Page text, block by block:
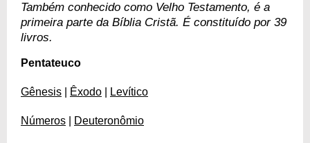
Também conhecido como Velho Testamento, é a
primeira parte da Bíblia Cristã. É constituído por 39
livros.
Pentateuco
Gênesis Êxodo Levítico
Números Deuteronômio